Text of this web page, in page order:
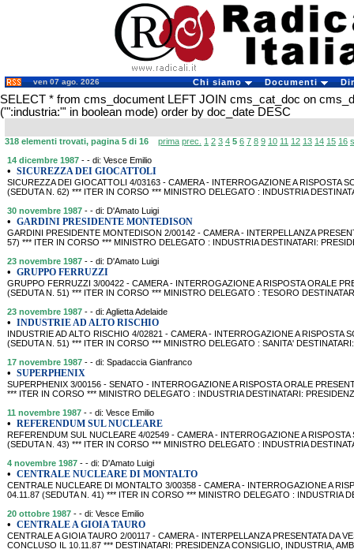
ven 07 ago. 2026 Chi siamo Documenti
SELECT * from cms_document LEFT JOIN cms_cat_doc on
('":industria:"' in boolean mode) order by doc_date DESC
318 elementi trovati, pagina 5 di 16 prima prec. 1 2 3 4 5 6 7 8 9 10 11 12 13 14 15 16
14 dicembre 1987 - - di: Vesce Emilio
• SICUREZZA DEI GIOCATTOLI
SICUREZZA DEI GIOCATTOLI 4/03163 - CAMERA - INTERROGAZIONE A RISPOSTA
(SEDUTA N. 62) *** ITER IN CORSO *** MINISTRO DELEGATO : INDUSTRIA
30 novembre 1987 - - di: D'Amato Luigi
• GARDINI PRESIDENTE MONTEDISON
GARDINI PRESIDENTE MONTEDISON 2/00142 - CAMERA - INTERPELLANZA
57) *** ITER IN CORSO *** MINISTRO DELEGATO : INDUSTRIA DESTINATARI:
23 novembre 1987 - - di: D'Amato Luigi
• GRUPPO FERRUZZI
GRUPPO FERRUZZI 3/00422 - CAMERA - INTERROGAZIONE A RISPOSTA ORALE
(SEDUTA N. 51) *** ITER IN CORSO *** MINISTRO DELEGATO : TESORO
23 novembre 1987 - - di: Aglietta Adelaide
• INDUSTRIE AD ALTO RISCHIO
INDUSTRIE AD ALTO RISCHIO 4/02821 - CAMERA - INTERROGAZIONE A RISPOSTA
(SEDUTA N. 51) *** ITER IN CORSO *** MINISTRO DELEGATO : SANITA'
17 novembre 1987 - - di: Spadaccia Gianfranco
• SUPERPHENIX
SUPERPHENIX 3/00156 - SENATO - INTERROGAZIONE A RISPOSTA ORALE
*** ITER IN CORSO *** MINISTRO DELEGATO : INDUSTRIA DESTINATARI:
11 novembre 1987 - - di: Vesce Emilio
• REFERENDUM SUL NUCLEARE
REFERENDUM SUL NUCLEARE 4/02549 - CAMERA - INTERROGAZIONE A RISPOSTA
(SEDUTA N. 43) *** ITER IN CORSO *** MINISTRO DELEGATO : INDUSTRIA
4 novembre 1987 - - di: D'Amato Luigi
• CENTRALE NUCLEARE DI MONTALTO
CENTRALE NUCLEARE DI MONTALTO 3/00358 - CAMERA - INTERROGAZIONE A
04.11.87 (SEDUTA N. 41) *** ITER IN CORSO *** MINISTRO DELEGATO : INDUSTRIA
20 ottobre 1987 - - di: Vesce Emilio
• CENTRALE A GIOIA TAURO
CENTRALE A GIOIA TAURO 2/00117 - CAMERA - INTERPELLANZA PRESENTATA DA
CONCLUSO IL 10.11.87 *** DESTINATARI: PRESIDENZA CONSIGLIO, INDUSTRIA,